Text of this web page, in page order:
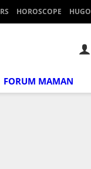
HOROSCOPE HUGO
FORUM MAMAN